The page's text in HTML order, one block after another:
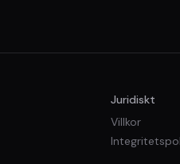
Juridiskt
Villkor